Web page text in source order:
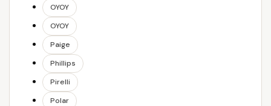
OYOY
OYOY
Paige
Phillips
Pirelli
Polar